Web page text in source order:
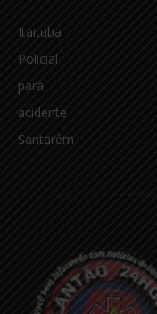
Itaituba
Policial
pará
acidente
Santarém